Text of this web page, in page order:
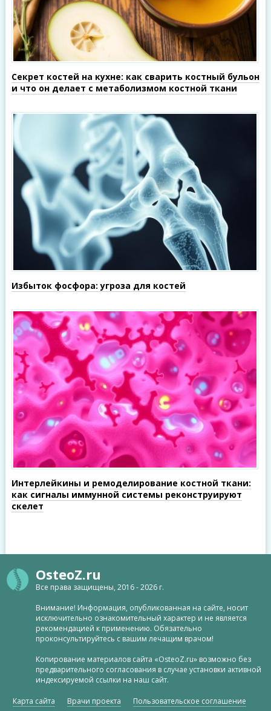
Секрет костей на кухне: как сварить костный бульон
и что он делает с метаболизмом костной ткани
Избыток фосфора: угроза для костей
Интерлейкины и ремоделирование костной ткани:
как сигналы иммунной системы реконструируют
скелет
OsteoZ.ru
Все права защищены, 2016 - 2026 г.
Внимание! Информация, опубликованная на сайте, носит
исключительно ознакомительный характер и не является
рекомендацией к применению. Обязательно
проконсультируйтесь с вашим лечащим врачом!
Копирование материалов сайта «OsteoZ.ru» возможно без
предварительного согласования в случае установки активной
индексируемой ссылки на наш сайт.
Карта сайта Врачи проекта
Пользовательское соглашение